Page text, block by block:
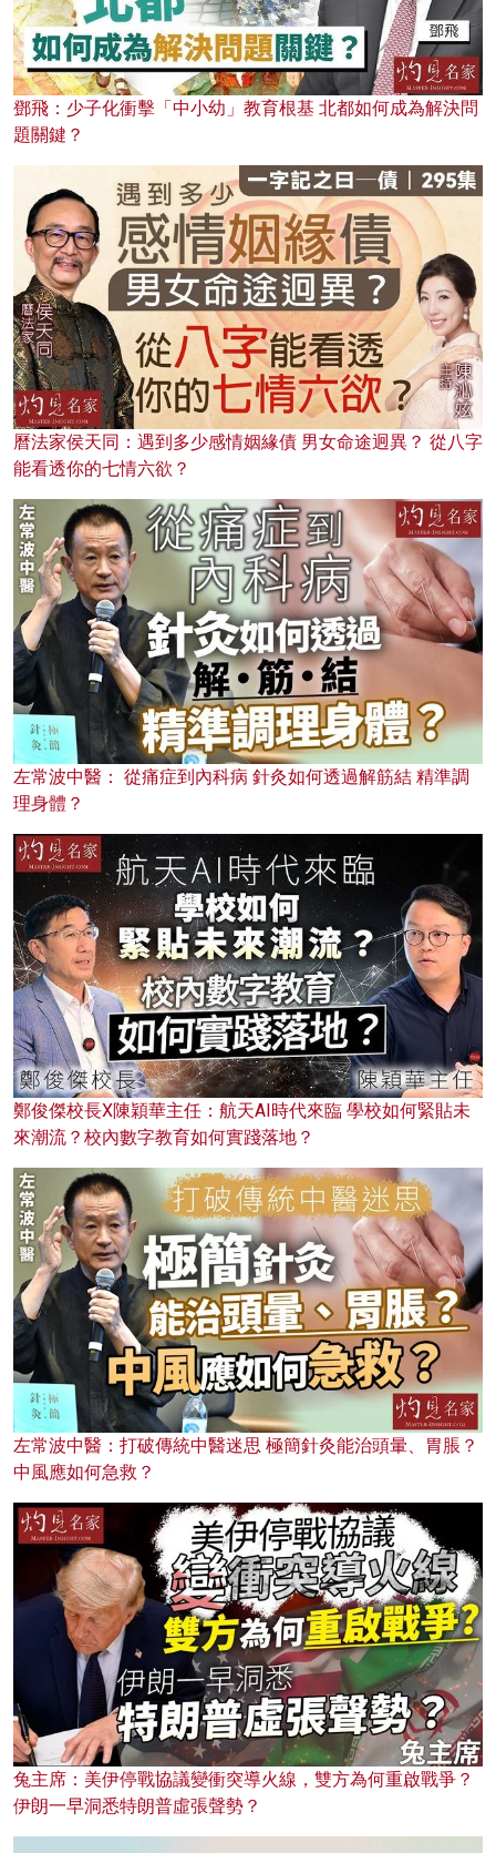
鄧飛：少子化衝擊「中小幼」教育根基 北都如何成為解決問
題關鍵？
曆法家侯天同：遇到多少感情姻緣債 男女命途迥異？ 從八字
能看透你的七情六欲？
左常波中醫： 從痛症到內科病 針灸如何透過解筋結 精準調
理身體？
鄭俊傑校長X陳穎華主任：航天AI時代來臨 學校如何緊貼未
來潮流？校內數字教育如何實踐落地？
左常波中醫：打破傳統中醫迷思 極簡針灸能治頭暈、胃脹？
中風應如何急救？
兔主席：美伊停戰協議變衝突導火線，雙方為何重啟戰爭？
伊朗一早洞悉特朗普虛張聲勢？